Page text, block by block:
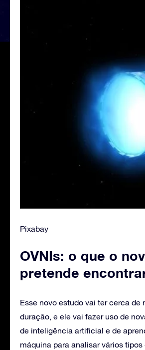
Pixabay
OVNIs: o que o
pretende
Esse novo estudo vai ter cerca de
duração, e ele vai fazer uso de
de inteligência artificial e de
máquina para analisar vários tipos